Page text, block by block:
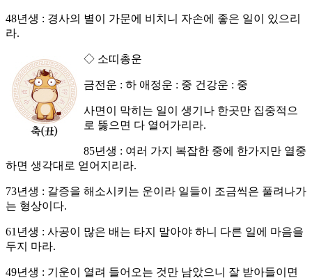
48년생 : 경사의 별이 가문에 비치니 자손에 좋은 일이 있으리
라.
◇ 소띠총운
금전운 : 하 애정운 : 중 건강운 : 중
사면이 막히는 일이 생기나 한곳만 집중적으
로 뚫으면 다 열어가리라.
85년생 : 여러 가지 복잡한 중에 한가지만 열중
하면 생각대로 얻어지리라.
73년생 : 갈증을 해소시키는 운이라 일들이 조금씩은 풀려나가
는 형상이다.
61년생 : 사공이 많은 배는 타지 말아야 하니 다른 일에 마음을
두지 마라.
49년생 : 기운이 열려 들어오는 것만 남았으니 잘 받아들이면